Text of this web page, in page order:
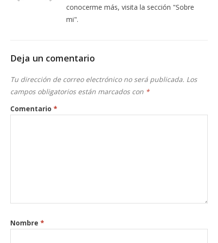
conocerme más, visita la sección "Sobre
mi".
Deja un comentario
Tu dirección de correo electrónico no será publicada. Los
campos obligatorios están marcados con *
Comentario*
Nombre*